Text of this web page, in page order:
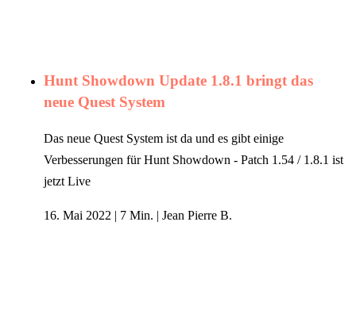
Hunt Showdown Update 1.8.1 bringt das
neue Quest System
Das neue Quest System ist da und es gibt einige
Verbesserungen für Hunt Showdown - Patch 1.54 / 1.8.1 ist
jetzt Live
16. Mai 2022 | 7 Min. | Jean Pierre B.